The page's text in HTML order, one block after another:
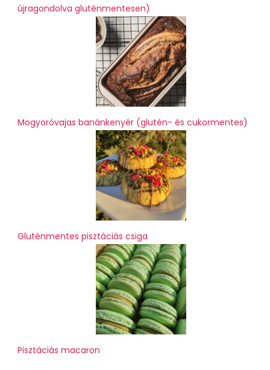
újragondolva gluténmentesen)
Mogyoróvajas banánkenyér (glutén- és cukormentes)
Gluténmentes pisztáciás csiga
Pisztáciás macaron